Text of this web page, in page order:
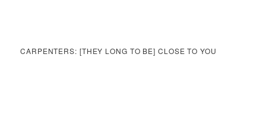
CARPENTERS: [THEY LONG TO BE] CLOSE TO YOU